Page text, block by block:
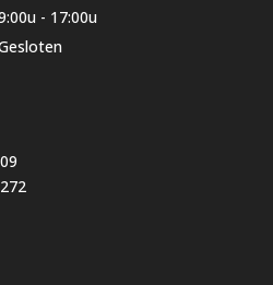
- 17:00u